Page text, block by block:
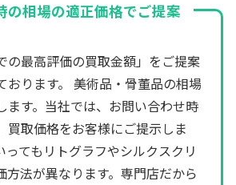
の相場の適正価格でご提案
の最高評価の買取金額」をご提案
おります。 美術品・骨董品の相場
ます。当社では、お問い合わせ時
買取価格をお客様にご提示しま
ってもリトグラフやシルクスクリ
方法が異なります。専門店だから